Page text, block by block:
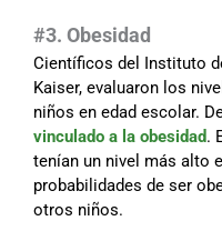
#3. Obesidad
Científicos del Instituto
Kaiser, evaluaron los
niños en edad escolar.
vinculado a la obesidad.
tenían un nivel más alto
probabilidades de ser
otros niños.